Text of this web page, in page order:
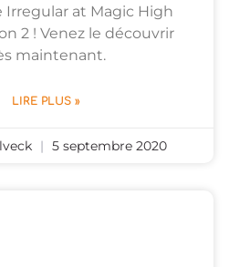
Irregular at Magic High
2 ! Venez le découvrir
maintenant.
LIRE PLUS »
5 septembre 2020